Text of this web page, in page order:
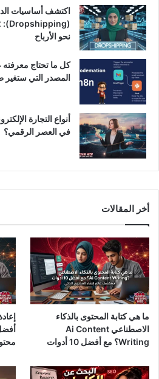
اكتشف أساسيات
نحو الأرباح
المصدر التي
في العصر الرقمي؟
أخر المقالات
ما هي كتابة المحتوى بالذكاء
الاصطناعي Ai Content
Writing؟ مع أفضل 10 أدوات